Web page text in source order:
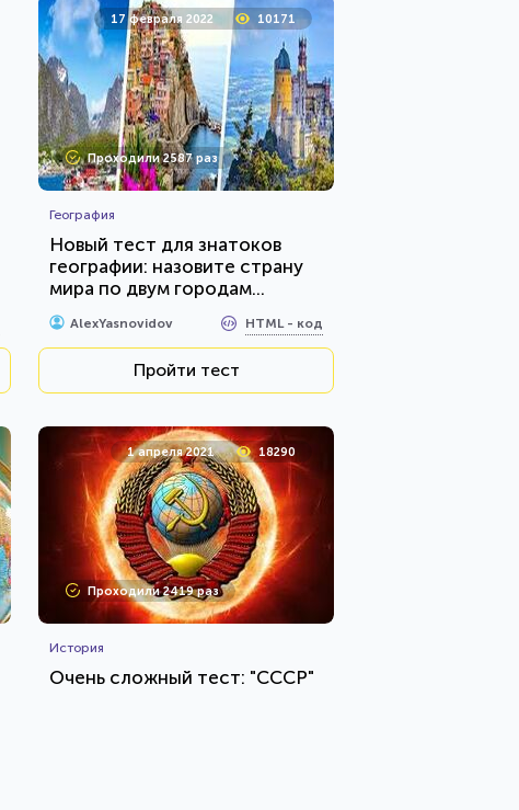
17 февраля 2022 10171
Проходили 2587 раз
География
Новый тест для знатоков
географии: назовите страну
мира по двум городам...
AlexYasnovidov HTML - код
Пройти тест
1 апреля 2021 18290
Проходили 2419 раз
История
Очень сложный тест: "СССР"